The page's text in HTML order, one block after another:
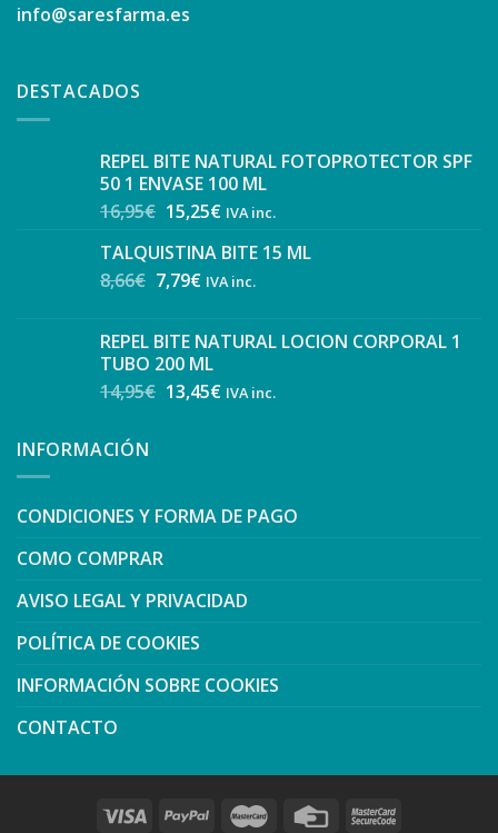
info@saresfarma.es
DESTACADOS
REPEL BITE NATURAL FOTOPROTECTOR SPF
50 1 ENVASE 100 ML
16,95€ 15,25€ IVA inc.
TALQUISTINA BITE 15 ML
8,66€ 7,79€ IVA inc.
REPEL BITE NATURAL LOCION CORPORAL 1
TUBO 200 ML
14,95€ 13,45€ IVA inc.
INFORMACIÓN
CONDICIONES Y FORMA DE PAGO
COMO COMPRAR
AVISO LEGAL Y PRIVACIDAD
POLÍTICA DE COOKIES
INFORMACIÓN SOBRE COOKIES
CONTACTO